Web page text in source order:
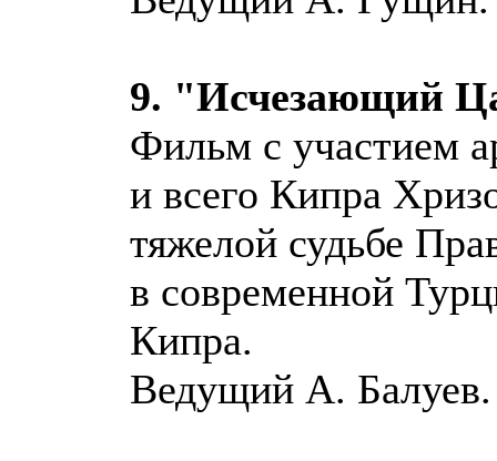
9. "Исчезающий
Фильм с участием
и всего Кипра
тяжелой судьбе
в современной
Кипра.
Ведущий А. Балуев.